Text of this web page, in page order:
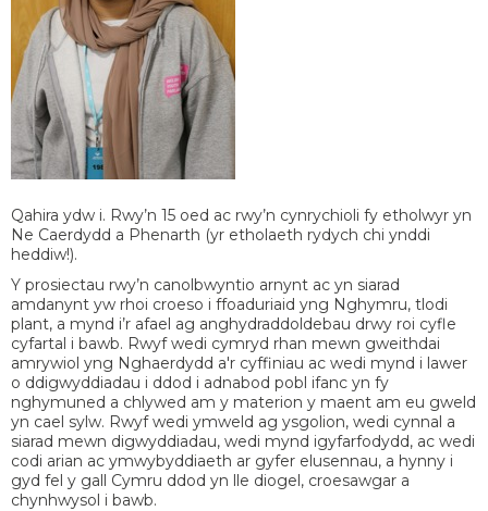
Qahira ydw i. Rwy’n 15 oed ac rwy’n cynrychioli fy etholwyr yn
Ne Caerdydd a Phenarth (yr etholaeth rydych chi ynddi
heddiw!).
Y prosiectau rwy’n canolbwyntio arnynt ac yn siarad
amdanynt yw rhoi croeso i ffoaduriaid yng Nghymru, tlodi
plant, a mynd i’r afael ag anghydraddoldebau drwy roi cyfle
cyfartal i bawb. Rwyf wedi cymryd rhan mewn gweithdai
amrywiol yng Nghaerdydd a'r cyffiniau ac wedi mynd i lawer
o ddigwyddiadau i ddod i adnabod pobl ifanc yn fy
nghymuned a chlywed am y materion y maent am eu gweld
yn cael sylw. Rwyf wedi ymweld ag ysgolion, wedi cynnal a
siarad mewn digwyddiadau, wedi mynd igyfarfodydd, ac wedi
codi arian ac ymwybyddiaeth ar gyfer elusennau, a hynny i
gyd fel y gall Cymru ddod yn lle diogel, croesawgar a
chynhwysol i bawb.